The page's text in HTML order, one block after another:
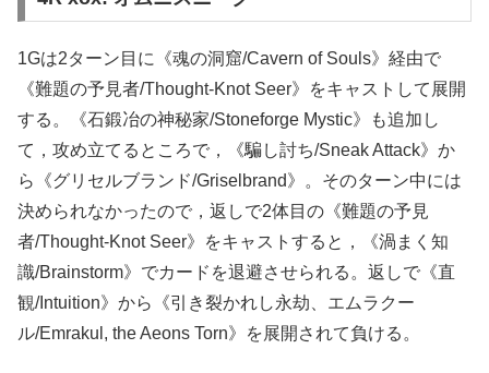
1Gは2ターン目に《魂の洞窟/Cavern of Souls》経由で
《難題の予見者/Thought-Knot Seer》をキャストして展開
する。《石鍛冶の神秘家/Stoneforge Mystic》も追加し
て，攻め立てるところで，《騙し討ち/Sneak Attack》か
ら《グリセルブランド/Griselbrand》。そのターン中には
決められなかったので，返しで2体目の《難題の予見
者/Thought-Knot Seer》をキャストすると，《渦まく知
識/Brainstorm》でカードを退避させられる。返しで《直
観/Intuition》から《引き裂かれし永劫、エムラクー
ル/Emrakul, the Aeons Torn》を展開されて負ける。